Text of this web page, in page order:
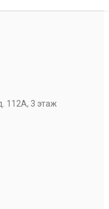
112А, 3 этаж